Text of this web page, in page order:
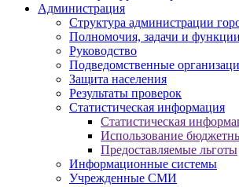
Администрация
Структура администрации
Полномочия, задачи и функции
Руководство
Подведомственные
Защита населения
Результаты проверок
Статистическая информация
Статистическая
Использование
Предоставляемые льготы
Информационные системы
Учрежденные СМИ